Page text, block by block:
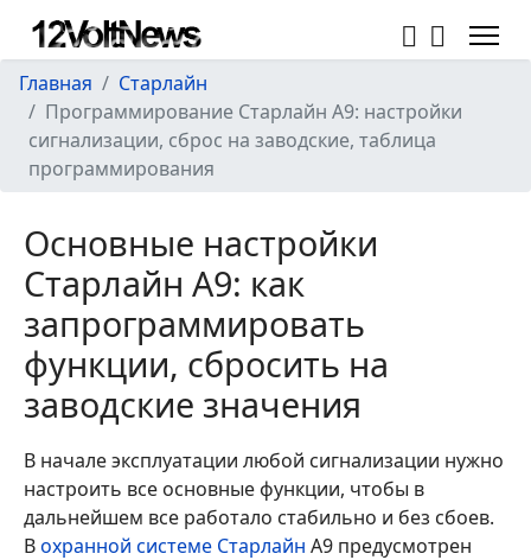
Главная
Старлайн
Программирование Старлайн А9: настройки
сигнализации, сброс на заводские, таблица
программирования
Основные настройки
Старлайн А9: как
запрограммировать
функции, сбросить на
заводские значения
В начале эксплуатации любой сигнализации нужно
настроить все основные функции, чтобы в
дальнейшем все работало стабильно и без сбоев.
Вохранной системе Старлайн А9 предусмотрен